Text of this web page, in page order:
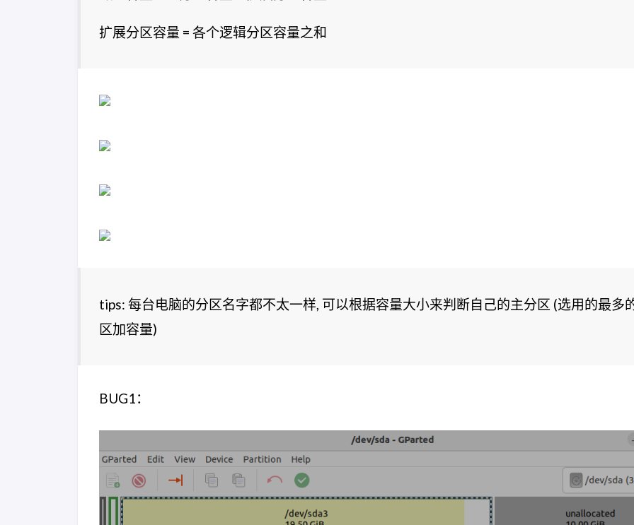
扩展分区容量 = 各个逻辑分区容量之和
tips: 每台电脑的分区名字都不太一样, 可以根据容量大小来判断自己的主分区 (选用的最多
区加容量)
BUG1：